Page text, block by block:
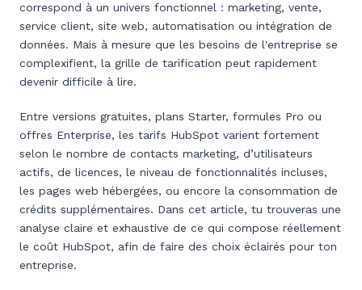
correspond à un univers fonctionnel : marketing, vente,
service client, site web, automatisation ou intégration de
données. Mais à mesure que les besoins de l'entreprise se
complexifient, la grille de tarification peut rapidement
devenir difficile à lire.
Entre versions gratuites, plans Starter, formules Pro ou
offres Enterprise, les tarifs HubSpot varient fortement
selon le nombre de contacts marketing, d’utilisateurs
actifs, de licences, le niveau de fonctionnalités incluses,
les pages web hébergées, ou encore la consommation de
crédits supplémentaires. Dans cet article, tu trouveras une
analyse claire et exhaustive de ce qui compose réellement
le coût HubSpot, afin de faire des choix éclairés pour ton
entreprise.